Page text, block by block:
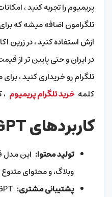
پریمیوم را تجربه کنید ،
تلگرامون اضافه میشه که
ازش استفاده کنید ، در زرین
در ایران و حتی پایین تر از
تلگرام رو خریداری کنید ،
کلمهخرید تلگرام پریمیوم
کاربردهای ChatGPT:
تولید محتوا: این مدل
وبلاگ، و محتوای
پشتیبانی مشتری: